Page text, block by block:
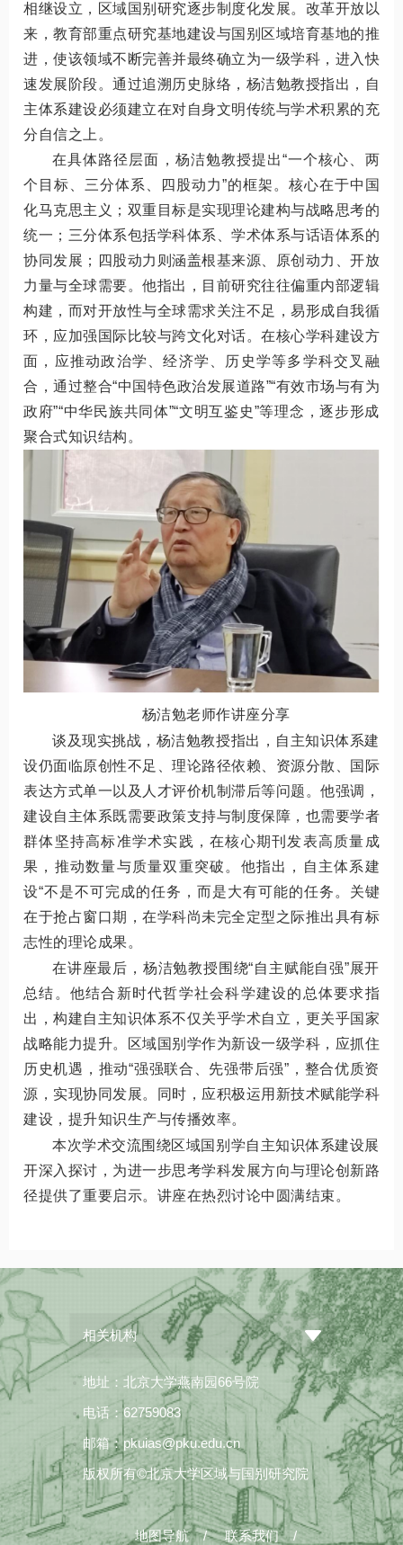
相继设立，区域国别研究逐步制度化发展。改革开放以
来，教育部重点研究基地建设与国别区域培育基地的推
进，使该领域不断完善并最终确立为一级学科，进入快
速发展阶段。通过追溯历史脉络，杨洁勉教授指出，自
主体系建设必须建立在对自身文明传统与学术积累的充
分自信之上。
在具体路径层面，杨洁勉教授提出“一个核心、两
个目标、三分体系、四股动力”的框架。核心在于中国
化马克思主义；双重目标是实现理论建构与战略思考的
统一；三分体系包括学科体系、学术体系与话语体系的
协同发展；四股动力则涵盖根基来源、原创动力、开放
力量与全球需要。他指出，目前研究往往偏重内部逻辑
构建，而对开放性与全球需求关注不足，易形成自我循
环，应加强国际比较与跨文化对话。在核心学科建设方
面，应推动政治学、经济学、历史学等多学科交叉融
合，通过整合“中国特色政治发展道路”“有效市场与有为
政府”“中华民族共同体”“文明互鉴史”等理念，逐步形成
聚合式知识结构。
杨洁勉老师作讲座分享
谈及现实挑战，杨洁勉教授指出，自主知识体系建
设仍面临原创性不足、理论路径依赖、资源分散、国际
表达方式单一以及人才评价机制滞后等问题。他强调，
建设自主体系既需要政策支持与制度保障，也需要学者
群体坚持高标准学术实践，在核心期刊发表高质量成
果，推动数量与质量双重突破。他指出，自主体系建
设“不是不可完成的任务，而是大有可能的任务。关键
在于抢占窗口期，在学科尚未完全定型之际推出具有标
志性的理论成果。
在讲座最后，杨洁勉教授围绕“自主赋能自强”展开
总结。他结合新时代哲学社会科学建设的总体要求指
出，构建自主知识体系不仅关乎学术自立，更关乎国家
战略能力提升。区域国别学作为新设一级学科，应抓住
历史机遇，推动“强强联合、先强带后强”，整合优质资
源，实现协同发展。同时，应积极运用新技术赋能学科
建设，提升知识生产与传播效率。
本次学术交流围绕区域国别学自主知识体系建设展
开深入探讨，为进一步思考学科发展方向与理论创新路
径提供了重要启示。讲座在热烈讨论中圆满结束。
相关机构
地址：北京大学燕南园66号院
电话：62759083
邮箱：pkuias@pku.edu.cn
版权所有©北京大学区域与国别研究院
地图导航 / 联系我们 /